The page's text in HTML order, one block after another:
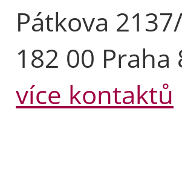
Pátkova
182 00 Praha
více kontaktů